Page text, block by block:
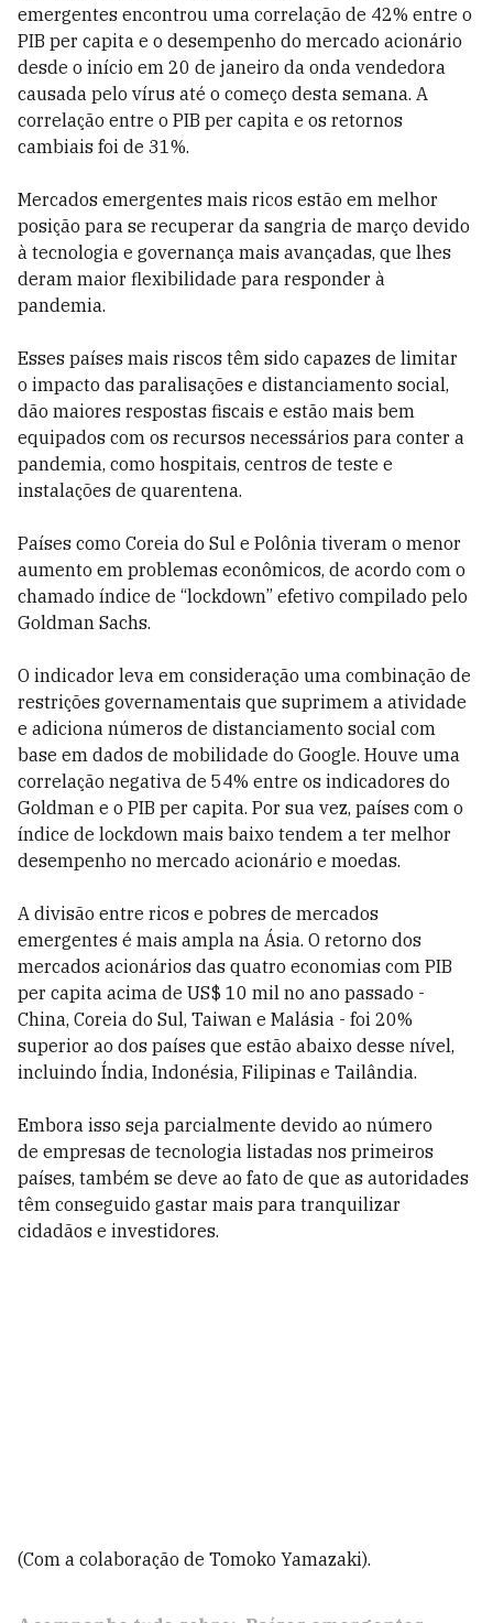
emergentes encontrou uma correlação de 42% entre o
PIB per capita e o desempenho do mercado acionário
desde o início em 20 de janeiro da onda vendedora
causada pelo vírus até o começo desta semana. A
correlação entre o PIB per capita e os retornos
cambiais foi de 31%.
Mercados emergentes mais ricos estão em melhor
posição para se recuperar da sangria de março devido
à tecnologia e governança mais avançadas, que lhes
deram maior flexibilidade para responder à
pandemia.
Esses países mais riscos têm sido capazes de limitar
o impacto das paralisações e distanciamento social,
dão maiores respostas fiscais e estão mais bem
equipados com os recursos necessários para conter a
pandemia, como hospitais, centros de teste e
instalações de quarentena.
Países como Coreia do Sul e Polônia tiveram o menor
aumento em problemas econômicos, de acordo com o
chamado índice de “lockdown” efetivo compilado pelo
Goldman Sachs.
O indicador leva em consideração uma combinação de
restrições governamentais que suprimem a atividade
e adiciona números de distanciamento social com
base em dados de mobilidade do Google. Houve uma
correlação negativa de 54% entre os indicadores do
Goldman e o PIB per capita. Por sua vez, países com o
índice de lockdown mais baixo tendem a ter melhor
desempenho no mercado acionário e moedas.
A divisão entre ricos e pobres de mercados
emergentes é mais ampla na Ásia. O retorno dos
mercados acionários das quatro economias com PIB
per capita acima de US$ 10 mil no ano passado -
China, Coreia do Sul, Taiwan e Malásia - foi 20%
superior ao dos países que estão abaixo desse nível,
incluindo Índia, Indonésia, Filipinas e Tailândia.
Embora isso seja parcialmente devido ao número
de empresas de tecnologia listadas nos primeiros
países, também se deve ao fato de que as autoridades
têm conseguido gastar mais para tranquilizar
cidadãos e investidores.
(Com a colaboração de Tomoko Yamazaki).